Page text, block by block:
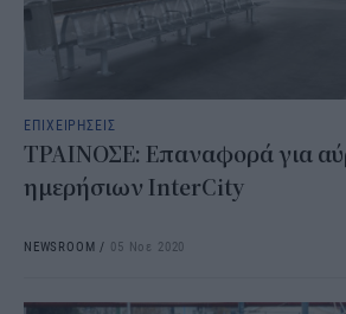
ΕΠΙΧΕΙΡΗΣΕΙΣ
ΤΡΑΙΝΟΣΕ: Επαναφορά για
ημερήσιων InterCity
NEWSROOM / 05 Νοε 2020